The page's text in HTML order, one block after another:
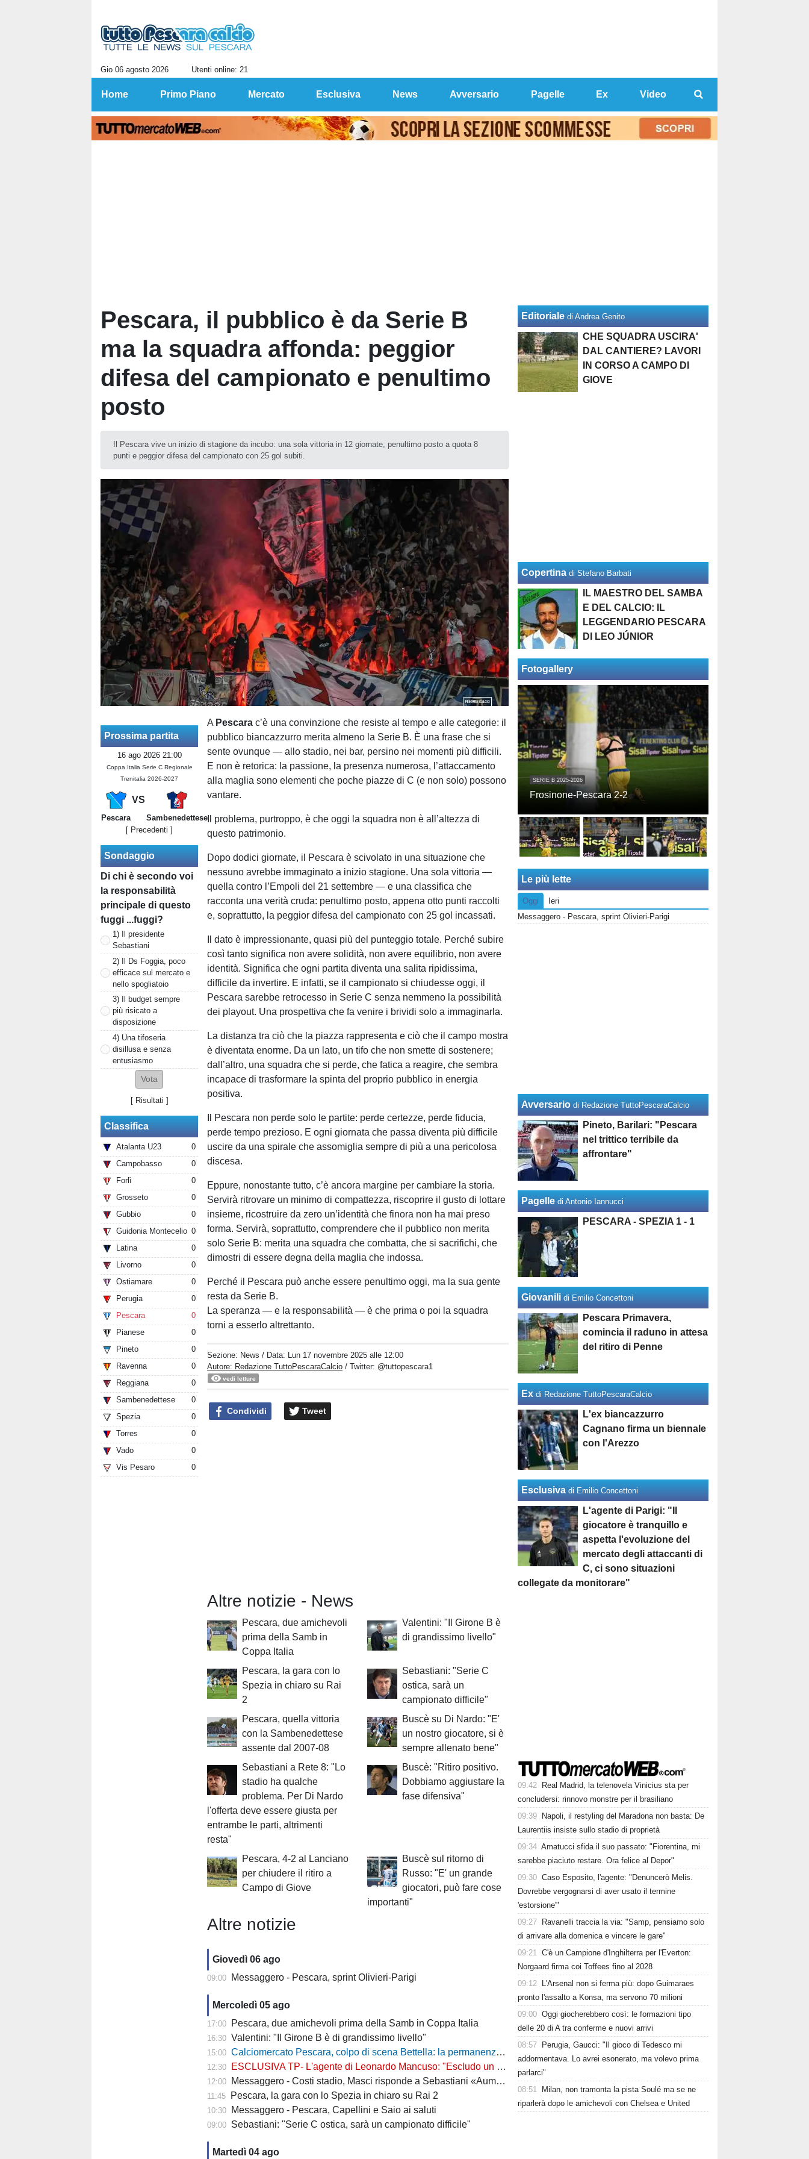
Gio 06 agosto 2026 Utenti online: 21
Home Primo Piano Mercato Esclusiva News Avversario Pagelle Ex Video
Pescara, il pubblico è da Serie B
ma la squadra affonda: peggior
difesa del campionato e penultimo
posto
Il Pescara vive un inizio di stagione da incubo: una sola vittoria in 12 giornate, penultimo posto a quota 8
punti e peggior difesa del campionato con 25 gol subiti.
Prossima partita
16 ago 2026 21:00
Coppa Italia Serie C Regionale
Trenitalia 2026-2027
VS
Pescara
Sambenedettese
[ Precedenti ]
Sondaggio
Di chi è secondo voi
la responsabilità
principale di questo
fuggi ...fuggi?
1) Il presidente
Sebastiani
2) Il Ds Foggia, poco
efficace sul mercato e
nello spogliatoio
3) Il budget sempre
più risicato a
disposizione
4) Una tifoseria
disillusa e senza
entusiasmo
[ Risultati ]
Classifica
Atalanta U23
0
Campobasso
0
Forlì
0
Grosseto
0
Gubbio
0
Guidonia Montecelio 0
Latina
0
Livorno
0
Ostiamare
0
Perugia
0
Pescara
0
Pianese
0
Pineto
0
Ravenna
0
Reggiana
0
Sambenedettese
0
Spezia
0
Torres
0
Vado
0
Vis Pesaro
0
A Pescara c’è una convinzione che resiste al tempo e alle categorie: il
pubblico biancazzurro merita almeno la Serie B. È una frase che si
sente ovunque — allo stadio, nei bar, persino nei momenti più difficili.
E non è retorica: la passione, la presenza numerosa, l’attaccamento
alla maglia sono elementi che poche piazze di C (e non solo) possono
vantare.
Il problema, purtroppo, è che oggi la squadra non è all’altezza di
questo patrimonio.
Dopo dodici giornate, il Pescara è scivolato in una situazione che
nessuno avrebbe immaginato a inizio stagione. Una sola vittoria —
quella contro l’Empoli del 21 settembre — e una classifica che
racconta una verità cruda: penultimo posto, appena otto punti raccolti
e, soprattutto, la peggior difesa del campionato con 25 gol incassati.
Il dato è impressionante, quasi più del punteggio totale. Perché subire
così tanto significa non avere solidità, non avere equilibrio, non avere
identità. Significa che ogni partita diventa una salita ripidissima,
difficile da invertire. E infatti, se il campionato si chiudesse oggi, il
Pescara sarebbe retrocesso in Serie C senza nemmeno la possibilità
dei playout. Una prospettiva che fa venire i brividi solo a immaginarla.
La distanza tra ciò che la piazza rappresenta e ciò che il campo mostra
è diventata enorme. Da un lato, un tifo che non smette di sostenere;
dall’altro, una squadra che si perde, che fatica a reagire, che sembra
incapace di trasformare la spinta del proprio pubblico in energia
positiva.
Il Pescara non perde solo le partite: perde certezze, perde fiducia,
perde tempo prezioso. E ogni giornata che passa diventa più difficile
uscire da una spirale che assomiglia sempre di più a una pericolosa
discesa.
Eppure, nonostante tutto, c’è ancora margine per cambiare la storia.
Servirà ritrovare un minimo di compattezza, riscoprire il gusto di lottare
insieme, ricostruire da zero un’identità che finora non ha mai preso
forma. Servirà, soprattutto, comprendere che il pubblico non merita
solo Serie B: merita una squadra che combatta, che si sacrifichi, che
dimostri di essere degna della maglia che indossa.
Perché il Pescara può anche essere penultimo oggi, ma la sua gente
resta da Serie B.
La speranza — e la responsabilità — è che prima o poi la squadra
torni a esserlo altrettanto.
Sezione: News / Data: Lun 17 novembre 2025 alle 12:00
Autore: Redazione TuttoPescaraCalcio / Twitter: @tuttopescara1
vedi letture
Condividi Tweet
Altre notizie - News
Pescara, due amichevoli
prima della Samb in
Coppa Italia
Valentini: "Il Girone B è
di grandissimo livello"
Pescara, la gara con lo
Spezia in chiaro su Rai
2
Sebastiani: "Serie C
ostica, sarà un
campionato difficile"
Pescara, quella vittoria
con la Sambenedettese
assente dal 2007-08
Buscè su Di Nardo: "E'
un nostro giocatore, si è
sempre allenato bene"
Sebastiani a Rete 8: "Lo
stadio ha qualche
problema. Per Di Nardo
l'offerta deve essere giusta per
entrambe le parti, altrimenti
resta"
Buscè: "Ritiro positivo.
Dobbiamo aggiustare la
fase difensiva"
Pescara, 4-2 al Lanciano
per chiudere il ritiro a
Campo di Giove
Buscè sul ritorno di
Russo: "E' un grande
giocatori, può fare cose
importanti"
Altre notizie
Giovedì 06 ago
09:00 Messaggero - Pescara, sprint Olivieri-Parigi
Mercoledì 05 ago
17:00 Pescara, due amichevoli prima della Samb in Coppa Italia
16:30 Valentini: "Il Girone B è di grandissimo livello"
15:00 Calciomercato Pescara, colpo di scena Bettella: la permanenza non è più un'ipotesi, ecco cosa sta succedendo
12:30 ESCLUSIVA TP- L'agente di Leonardo Mancuso: "Escludo un suo ritorno a Pescara, vuole rimanere in B"
12:00 Messaggero - Costi stadio, Masci risponde a Sebastiani «Aumenti per ridurre il peso sui cittadini»
11:45 Pescara, la gara con lo Spezia in chiaro su Rai 2
10:30 Messaggero - Pescara, Capellini e Saio ai saluti
09:00 Sebastiani: "Serie C ostica, sarà un campionato difficile"
Martedì 04 ago
Editoriale di Andrea Genito
CHE SQUADRA USCIRA'
DAL CANTIERE? LAVORI
IN CORSO A CAMPO DI
GIOVE
Copertina di Stefano Barbati
IL MAESTRO DEL SAMBA
E DEL CALCIO: IL
LEGGENDARIO PESCARA
DI LEO JÚNIOR
Fotogallery
SERIE B 2025-2026
Frosinone-Pescara 2-2
Le più lette
Oggi
Ieri
Messaggero - Pescara, sprint Olivieri-Parigi
Avversario di Redazione TuttoPescaraCalcio
Pineto, Barilari: "Pescara
nel trittico terribile da
affrontare"
Pagelle di Antonio Iannucci
PESCARA - SPEZIA 1 - 1
Giovanili di Emilio Concettoni
Pescara Primavera,
comincia il raduno in attesa
del ritiro di Penne
Ex di Redazione TuttoPescaraCalcio
L'ex biancazzurro
Cagnano firma un biennale
con l'Arezzo
Esclusiva di Emilio Concettoni
L'agente di Parigi: "Il
giocatore è tranquillo e
aspetta l'evoluzione del
mercato degli attaccanti di
C, ci sono situazioni
collegate da monitorare"
09:42
Real Madrid, la telenovela Vinicius sta per
concludersi: rinnovo monstre per il brasiliano
09:39
Napoli, il restyling del Maradona non basta: De
Laurentiis insiste sullo stadio di proprietà
09:34 Amatucci sfida il suo passato: "Fiorentina, mi
sarebbe piaciuto restare. Ora felice al Depor"
09:30 Caso Esposito, l'agente: "Denuncerò Melis.
Dovrebbe vergognarsi di aver usato il termine
'estorsione'"
09:27
Ravanelli traccia la via: "Samp, pensiamo solo
di arrivare alla domenica e vincere le gare"
09:21 C'è un Campione d'Inghilterra per l'Everton:
Norgaard firma coi Toffees fino al 2028
09:12
L'Arsenal non si ferma più: dopo Guimaraes
pronto l'assalto a Konsa, ma servono 70 milioni
09:00 Oggi giocherebbero così: le formazioni tipo
delle 20 di A tra conferme e nuovi arrivi
08:57
Perugia, Gaucci: "Il gioco di Tedesco mi
addormentava. Lo avrei esonerato, ma volevo prima
parlarci"
08:51
Milan, non tramonta la pista Soulé ma se ne
riparlerà dopo le amichevoli con Chelsea e United